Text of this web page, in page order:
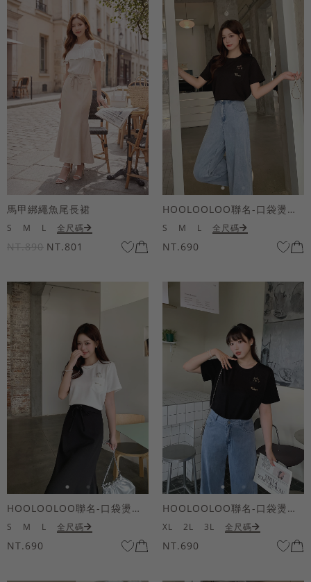
馬甲綁繩魚尾長裙
S M L 全尺碼
NT.890 NT.801
HOOLOOLOO聯名-口袋燙金KUKU熊短袖上衣
S M L 全尺碼
NT.690
HOOLOOLOO聯名-口袋燙金KUKU熊短袖上衣
S M L 全尺碼
NT.690
HOOLOOLOO聯名-口袋燙金KUKU熊短袖上衣
XL 2L 3L 全尺碼
NT.690